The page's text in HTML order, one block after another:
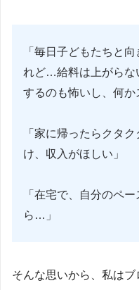
「毎日子どもたちと
れど…給料は上がらな
するのも怖いし、何
「家に帰ったらクタ
け、収入がほしい」
「在宅で、自分のペ
ら…」
そんな思いから、私はブ